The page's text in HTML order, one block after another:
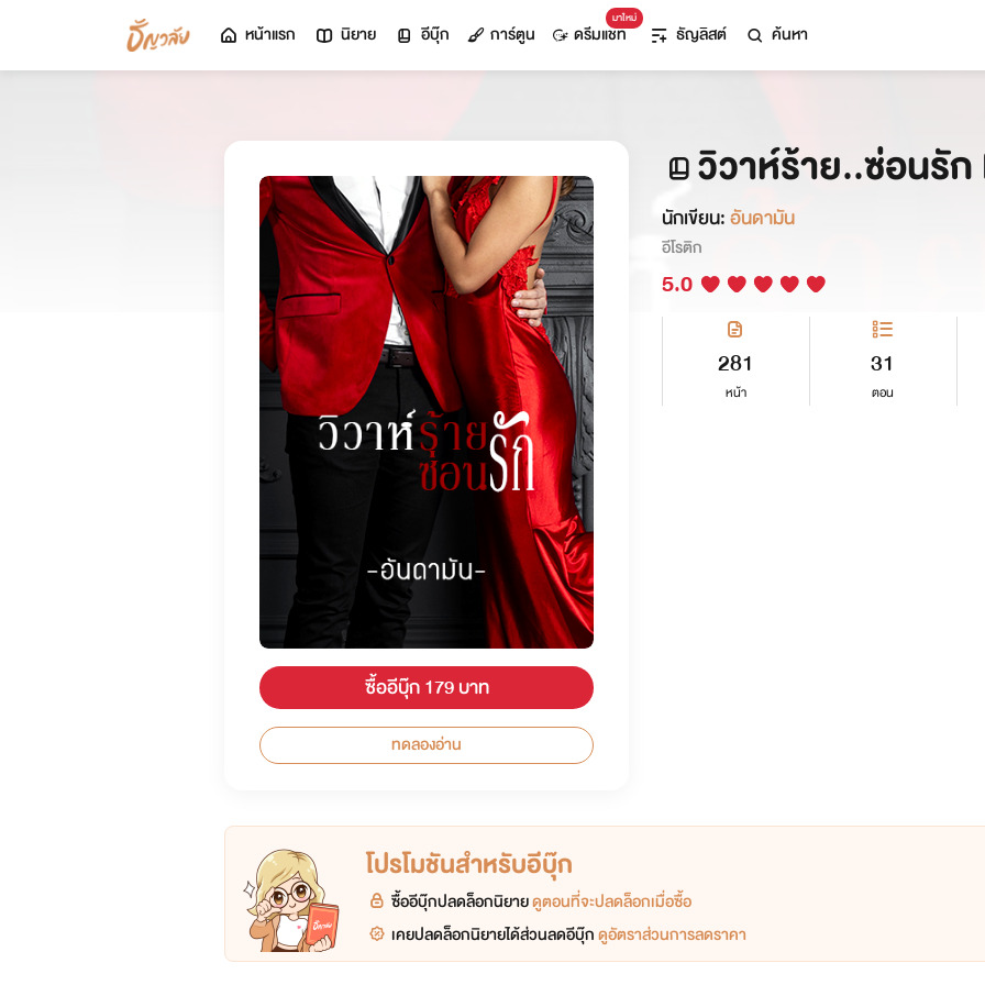
หน้าแรก นิยาย อีบุ๊ก การ์ตูน
มาใหม่
ดรีมแชท ธัญลิสต์ ค้นหา
ซื้ออีบุ๊ก 179 บาท
ทดลองอ่าน
วิวาห์ร้าย..ซ่อนรัก
นักเขียน:อันดามัน
อีโรติก
5.0
281
หน้า
31
ตอน
โปรโมชันสำหรับอีบุ๊ก
ซื้ออีบุ๊กปลดล็อกนิยายดูตอนที่จะปลดล็อกเมื่อซื้อ
เคยปลดล็อกนิยายได้ส่วนลดอีบุ๊กดูอัตราส่วนการลดราคา